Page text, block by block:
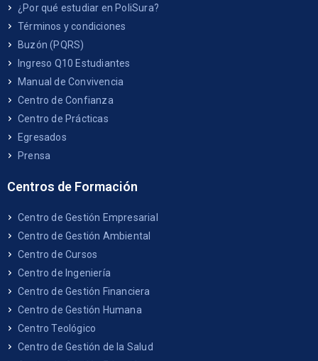
¿Por qué estudiar en PoliSura?
Términos y condiciones
Buzón (PQRS)
Ingreso Q10 Estudiantes
Manual de Convivencia
Centro de Confianza
Centro de Prácticas
Egresados
Prensa
Centros de Formación
Centro de Gestión Empresarial
Centro de Gestión Ambiental
Centro de Cursos
Centro de Ingeniería
Centro de Gestión Financiera
Centro de Gestión Humana
Centro Teológico
Centro de Gestión de la Salud